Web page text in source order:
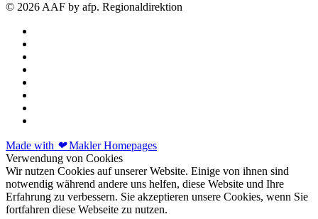
© 2026 AAF by afp. Regionaldirektion
Made with ❤Makler Homepages
Verwendung von Cookies
Wir nutzen Cookies auf unserer Website. Einige von ihnen sind
notwendig während andere uns helfen, diese Website und Ihre
Erfahrung zu verbessern. Sie akzeptieren unsere Cookies, wenn Sie
fortfahren diese Webseite zu nutzen.